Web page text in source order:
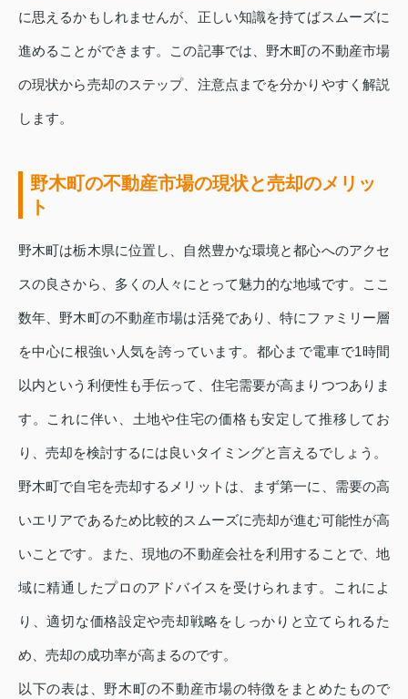
に思えるかもしれませんが、正しい知識を持てばスムーズに
進めることができます。この記事では、野木町の不動産市場
の現状から売却のステップ、注意点までを分かりやすく解説
します。
野木町の不動産市場の現状と売却のメリッ
ト
野木町は栃木県に位置し、自然豊かな環境と都心へのアクセ
スの良さから、多くの人々にとって魅力的な地域です。ここ
数年、野木町の不動産市場は活発であり、特にファミリー層
を中心に根強い人気を誇っています。都心まで電車で1時間
以内という利便性も手伝って、住宅需要が高まりつつありま
す。これに伴い、土地や住宅の価格も安定して推移してお
り、売却を検討するには良いタイミングと言えるでしょう。
野木町で自宅を売却するメリットは、まず第一に、需要の高
いエリアであるため比較的スムーズに売却が進む可能性が高
いことです。また、現地の不動産会社を利用することで、地
域に精通したプロのアドバイスを受けられます。これによ
り、適切な価格設定や売却戦略をしっかりと立てられるた
め、売却の成功率が高まるのです。
以下の表は、野木町の不動産市場の特徴をまとめたもので